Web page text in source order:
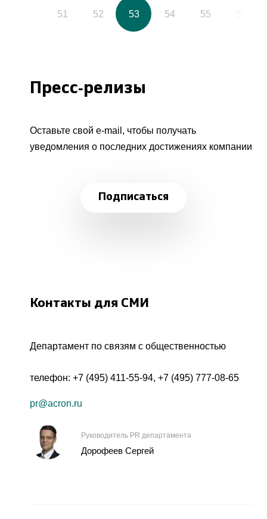
51 52 53 54 55
Пресс-релизы
Оставьте свой e-mail, чтобы получать
уведомления о последних достижениях компании
Подписаться
Контакты для СМИ
Департамент по связям с общественностью
телефон: +7 (495) 411-55-94, +7 (495) 777-08-65
pr@acron.ru
Руководитель PR департамента
Дорофеев Сергей